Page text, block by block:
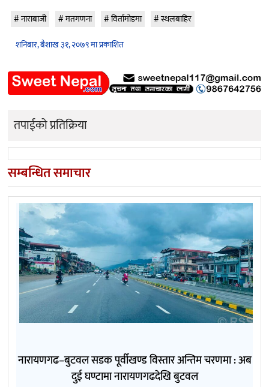
नाराबाजी मतगणना विर्तामोडमा
स्थलबाहिर
शनिबार, बैशाख ३१, २०७९ मा प्रकाशित
तपाईको प्रतिक्रिया
सम्बन्धित समाचार
नारायणगढ–बुटवल सडक पूर्वीखण्ड विस्तार अन्तिम चरणमा : अब
दुई घण्टामा नारायणगढदेखि बुटवल